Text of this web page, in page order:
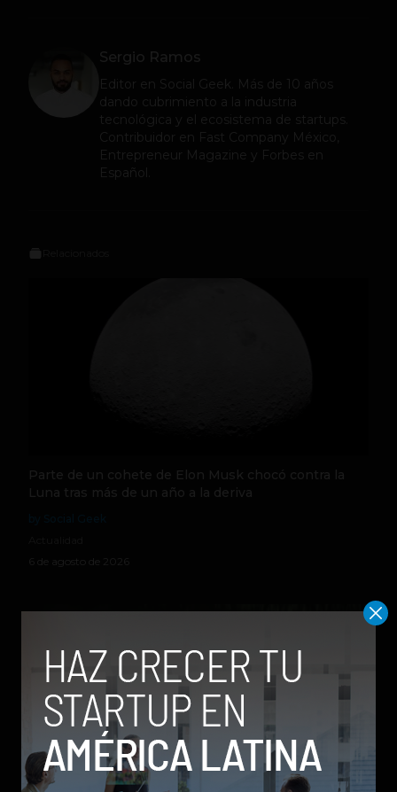
Sergio Ramos
Editor en Social Geek
. Más de 10 años
dando cubrimiento a la industria
tecnológica y el ecosistema de startups.
Contribuidor en Fast Company México,
Entrepreneur Magazine y Forbes en
Español.
Parte de un cohete de Elon Musk chocó contra la
Luna tras más de un año a la deriva
6 de agosto de 2026